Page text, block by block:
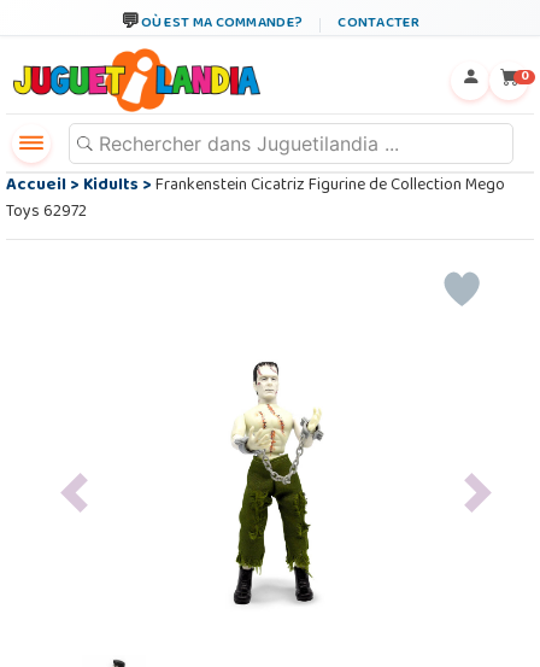
OÙ EST MA COMMANDE? CONTACTER
0
Accueil>Kidults>Frankenstein Cicatriz Figurine de Collection Mego
Toys 62972
Previous Next